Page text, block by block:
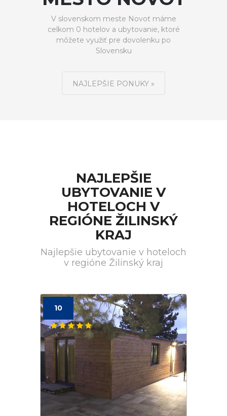
V slovenskom meste Novoť máme
celkom 0 hotelov a ubytovanie, ktoré
môžete využiť pre dovolenku po
Slovensku
NAJLEPŠIE PONUKY »
NAJLEPŠIE
UBYTOVANIE V
HOTELOCH V
REGIÓNE ŽILINSKÝ
KRAJ
Najlepšie ubytovanie v hoteloch
v regióne Žilinský kraj
10